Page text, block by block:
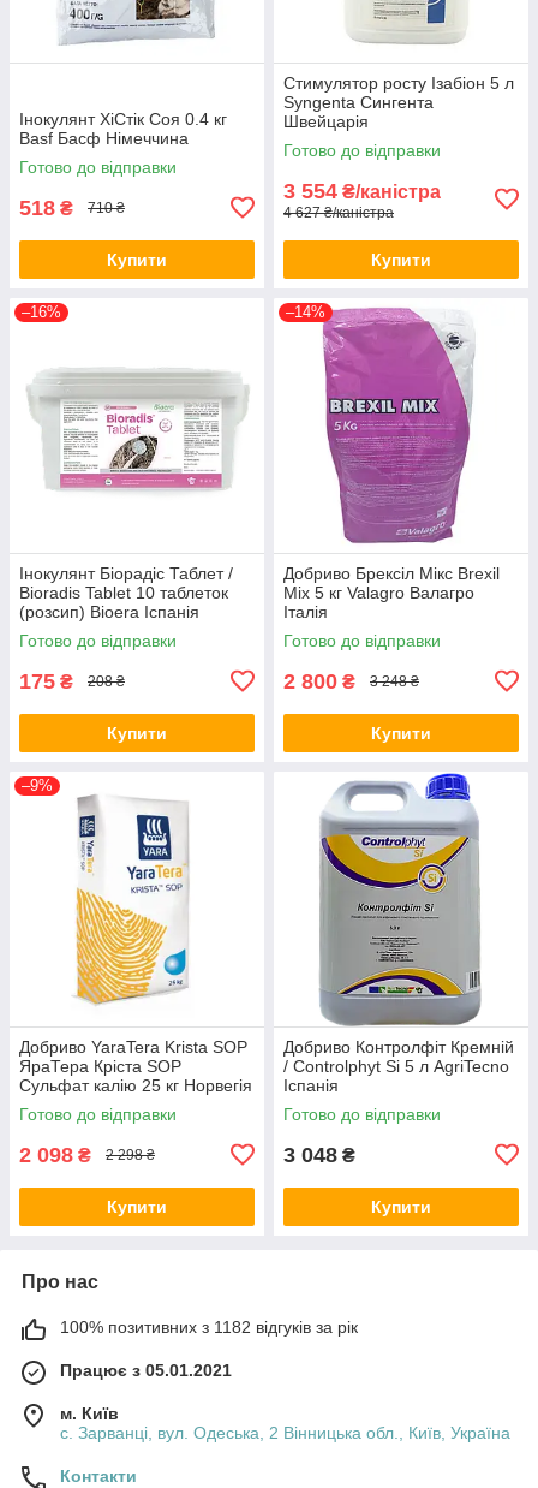
Інокулянт ХіСтік Соя 0.4 кг
Basf Басф Німеччина
Готово до відправки
518 ₴ 710 ₴
Купити
Стимулятор росту Ізабіон 5 л
Syngenta Сингента
Швейцарія
Готово до відправки
3 554 ₴/каністра
4 627 ₴/каністра
Купити
–16%
Інокулянт Біорадіс Таблет /
Bioradis Tablet 10 таблеток
(розсип) Bioera Іспанія
Готово до відправки
175 ₴ 208 ₴
Купити
–14%
Добриво Брексіл Мікс Brexil
Mix 5 кг Valagro Валагро
Італія
Готово до відправки
2 800 ₴ 3 248 ₴
Купити
–9%
Добриво YaraTera Krista SOP
ЯраТера Кріста SOP
Сульфат калію 25 кг Норвегія
Готово до відправки
2 098 ₴ 2 298 ₴
Купити
Добриво Контролфіт Кремній
/ Controlphyt Si 5 л AgriTecno
Іспанія
Готово до відправки
3 048 ₴
Купити
Про нас
100% позитивних з 1182 відгуків за рік
Працює з 05.01.2021
м. Київ
с. Зарванці, вул. Одеська, 2 Вінницька обл., Київ, Україна
Контакти